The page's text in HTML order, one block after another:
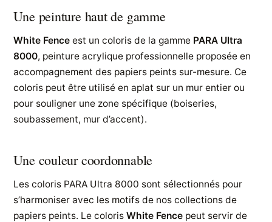
Une peinture haut de gamme
White Fence est un coloris de la gamme PARA Ultra
8000, peinture acrylique professionnelle proposée en
accompagnement des papiers peints sur-mesure. Ce
coloris peut être utilisé en aplat sur un mur entier ou
pour souligner une zone spécifique (boiseries,
soubassement, mur d’accent).
Une couleur coordonnable
Les coloris PARA Ultra 8000 sont sélectionnés pour
s’harmoniser avec les motifs de nos collections de
papiers peints. Le colorisWhite Fence peut servir de